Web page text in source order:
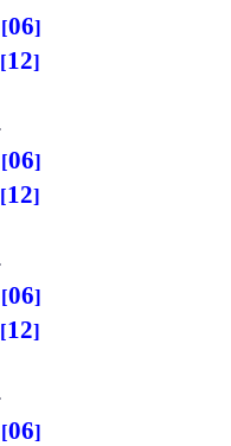
06
12
06
12
06
12
06